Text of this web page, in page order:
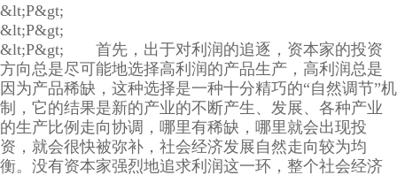
&lt;P&gt;
&lt;P&gt;
&lt;P&gt; 首先，出于对利润的追逐，资本家的投资
方向总是尽可能地选择高利润的产品生产，高利润总是
因为产品稀缺，这种选择是一种十分精巧的“自然调节”机
制，它的结果是新的产业的不断产生、发展、各种产业
的生产比例走向协调，哪里有稀缺，哪里就会出现投
资，就会很快被弥补，社会经济发展自然走向较为均
衡。没有资本家强烈地追求利润这一环，整个社会经济